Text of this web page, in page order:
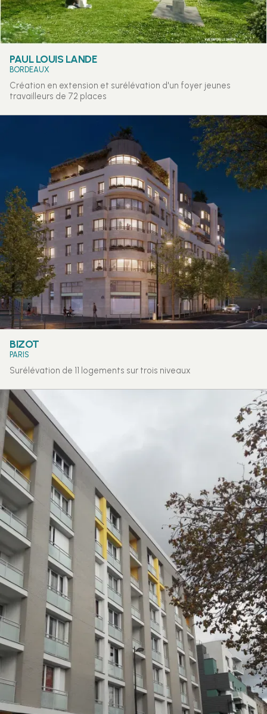
PAUL LOUIS LANDE
BORDEAUX
Création en extension et surélévation d'un foyer jeunes
travailleurs de 72 places
BIZOT
PARIS
Surélévation de 11 logements sur trois niveaux